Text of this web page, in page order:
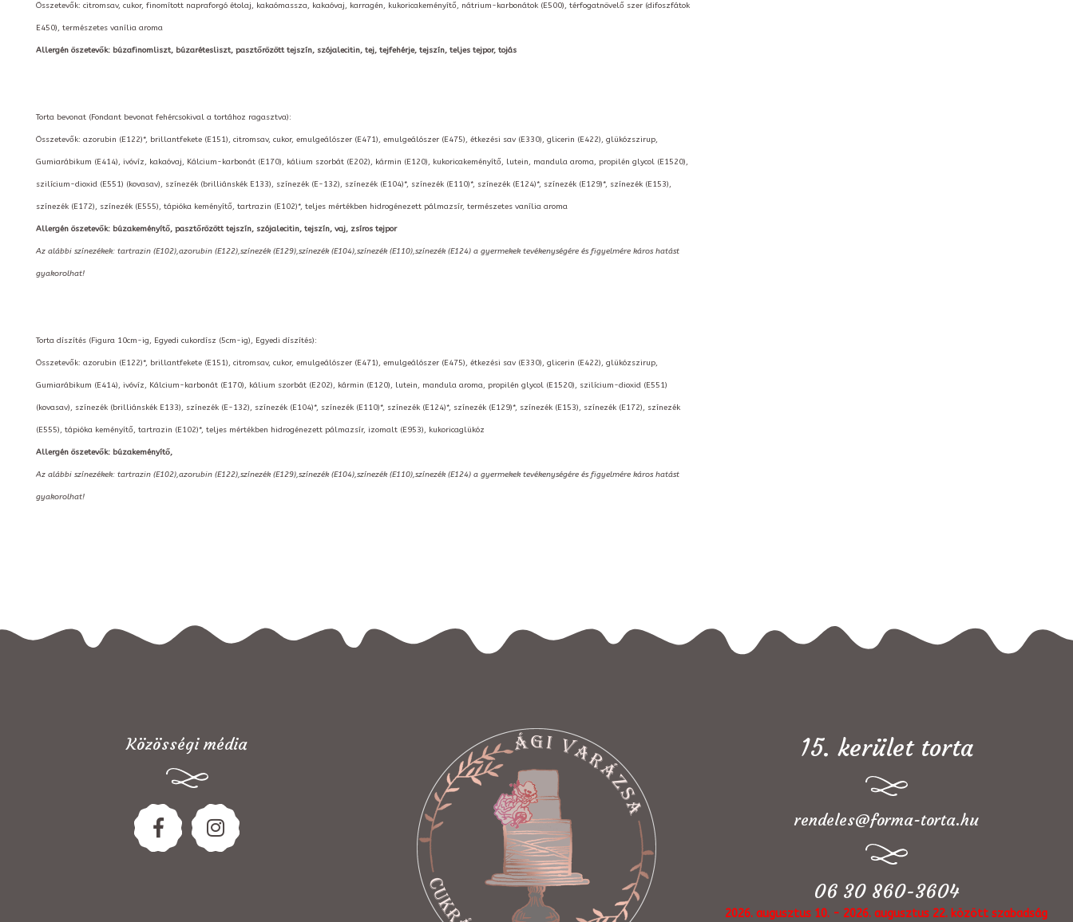
Összetevők: citromsav, cukor, finomított napraforgó étolaj, kakaómassza, kakaóvaj, karragén, kukoricakeményítő, nátrium-karbonátok (E500), térfogatnövelő szer (difoszfátok
E450), természetes vanília aroma
Allergén öszetevők: búzafinomliszt, búzarétesliszt, pasztőrözött tejszín, szójalecitin, tej, tejfehérje, tejszín, teljes tejpor, tojás
Torta bevonat (Fondant bevonat fehércsokival a tortához ragasztva):
Összetevők: azorubin (E122)*, brillantfekete (E151), citromsav, cukor, emulgeálószer (E471), emulgeálószer (E475), étkezési sav (E330), glicerin (E422), glükózszirup,
Gumiarábikum (E414), ivóvíz, kakaóvaj, Kálcium-karbonát (E170), kálium szorbát (E202), kármin (E120), kukoricakeményítő, lutein, mandula aroma, propilén glycol (E1520),
szilícium-dioxid (E551) (kovasav), színezék (brilliánskék E133), színezék (E-132), színezék (E104)*, színezék (E110)*, színezék (E124)*, színezék (E129)*, színezék (E153),
színezék (E172), színezék (E555), tápióka keményítő, tartrazin (E102)*, teljes mértékben hidrogénezett pálmazsír, természetes vanília aroma
Allergén öszetevők: búzakeményítő, pasztőrözött tejszín, szójalecitin, tejszín, vaj, zsíros tejpor
Az alábbi színezékek: tartrazin (E102),azorubin (E122),színezék (E129),színezék (E104),színezék (E110),színezék (E124) a gyermekek tevékenységére és figyelmére káros hatást
gyakorolhat!
Torta díszítés (Figura 10cm-ig, Egyedi cukordísz (5cm-ig), Egyedi díszítés):
Összetevők: azorubin (E122)*, brillantfekete (E151), citromsav, cukor, emulgeálószer (E471), emulgeálószer (E475), étkezési sav (E330), glicerin (E422), glükózszirup,
Gumiarábikum (E414), ivóvíz, Kálcium-karbonát (E170), kálium szorbát (E202), kármin (E120), lutein, mandula aroma, propilén glycol (E1520), szilícium-dioxid (E551)
(kovasav), színezék (brilliánskék E133), színezék (E-132), színezék (E104)*, színezék (E110)*, színezék (E124)*, színezék (E129)*, színezék (E153), színezék (E172), színezék
(E555), tápióka keményítő, tartrazin (E102)*, teljes mértékben hidrogénezett pálmazsír, izomalt (E953), kukoricaglükóz
Allergén öszetevők: búzakeményítő,
Az alábbi színezékek: tartrazin (E102),azorubin (E122),színezék (E129),színezék (E104),színezék (E110),színezék (E124) a gyermekek tevékenységére és figyelmére káros hatást
gyakorolhat!
Közösségi média 15. kerület torta
rendeles@forma-torta.hu
06 30 860-3604
2026. augusztus 10. - 2026. augusztus 22. között szabadság